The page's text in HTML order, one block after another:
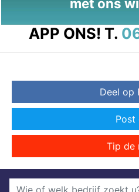
met ons
APP ONS! T.
Deel op
Post
Tip de